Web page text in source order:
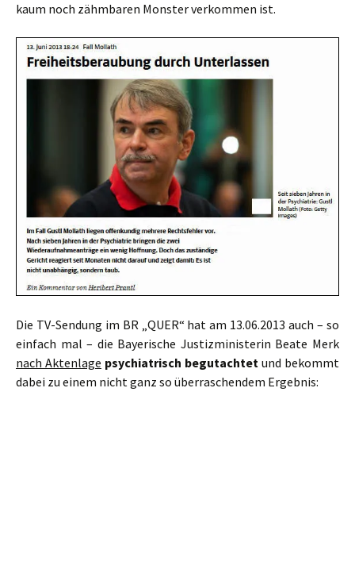
kaum noch zähmbaren Monster verkommen ist.
Die TV-Sendung im BR „QUER“ hat am 13.06.2013 auch – so
einfach mal – die Bayerische Justizministerin Beate Merk
nach Aktenlage psychiatrisch begutachtet und bekommt
dabei zu einem nicht ganz so überraschendem Ergebnis: